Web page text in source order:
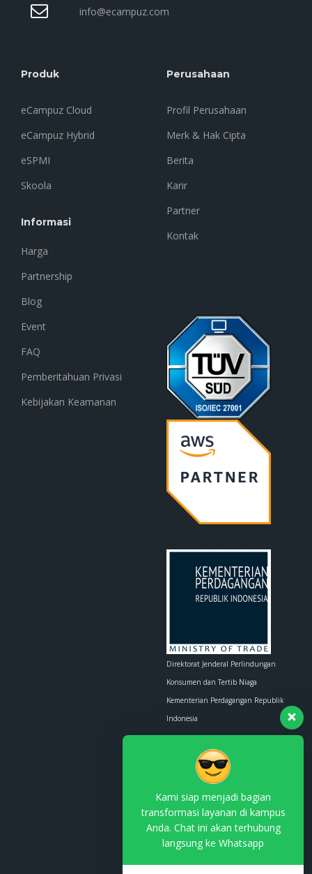
info@ecampuz.com
Produk
eCampuz Cloud
eCampuz Hybrid
eSPMI
Skoola
Informasi
Harga
Partnership
Blog
Event
FAQ
Pemberitahuan Privasi
Kebijakan Keamanan
Perusahaan
Profil Perusahaan
Merk & Hak Cipta
Berita
Karir
Partner
Kontak
Direktorat Jenderal Perlindungan
Konsumen dan Tertib Niaga
Kementerian Perdagangan Republik
Indonesia
contact.us@kemendag.go.id
Kami siap menjadi bagian
transformasi layanan di kampus
Anda. Chat ini akan terhubung
langsung ke Whatsapp